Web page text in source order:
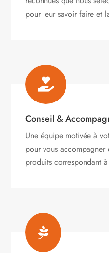
pour leur savoir faire et

Conseil &
Une équipe motivée à
pour vous accompagner
produits correspondant
